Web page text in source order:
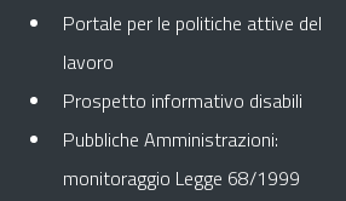
Portale per le politiche attive del
lavoro
Prospetto informativo disabili
Pubbliche Amministrazioni:
monitoraggio Legge 68/1999